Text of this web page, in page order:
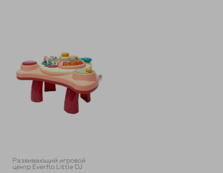
Развивающий игровой
центр Everflo Little DJ